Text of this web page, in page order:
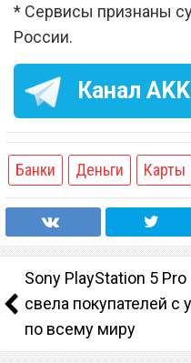
* Сервисы признаны
России.
Канал
Банки Деньги Карты
Sony PlayStation 5 Pro
свела покупателей с
по всему миру